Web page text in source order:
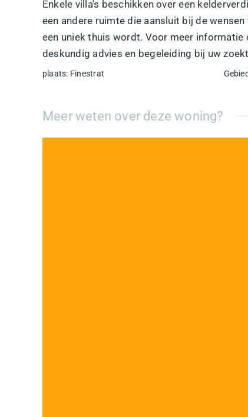
Enkele villa's beschikken over een
een andere ruimte die aansluit bij de
een uniek thuis wordt. Voor meer informatie
deskundig advies en begeleiding bij uw
plaats: Finestrat
Meer weten over deze woning?